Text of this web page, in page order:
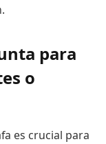
para
o
es crucial para